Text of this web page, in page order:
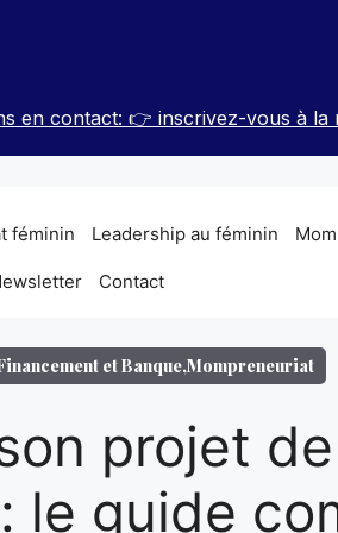
en contact: 👉 inscrivez-vous à la
féminin Leadership au féminin
Contact
et Banque,Mompreneuriat
projet de
le guide